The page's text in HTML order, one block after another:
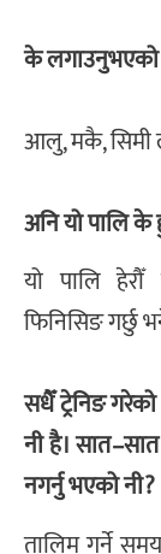
के लगाउनुभएको
आलु, मकै, सिमी
अनि यो पालि
यो पालि
फिनिसिङ गर्छु
सधैँ ट्रेनिङ
नी है।
नगर्नु भएको नी?
​तालिम गर्ने